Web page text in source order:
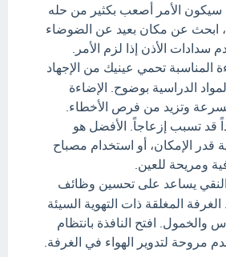
سيكون الأمر أصعب بكثير من حله
ابحث عن مكان بعيد عن الضوضاء
سدادات الأذن إذا لزم الأمر.
المناسبة تحمي عينيك من الإجهاد
الدراسية بوضوح. الإضاءة
وتزيد من فرص الأخطاء.
قد تسبب إزعاجاً. الأفضل هو
قدر الإمكان، أو استخدام مصباح
ومريحة للعين.
النقي يساعد على تحسين وظائف
الغرفة المغلقة ذات التهوية السيئة
والخمول. افتح النافذة بانتظام
مروحة لتدوير الهواء في الغرفة.